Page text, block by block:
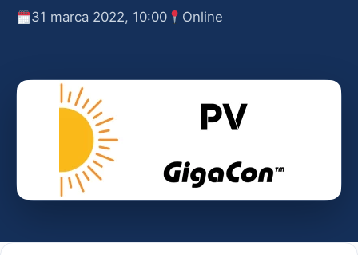
31 marca 2022, 10:00 Online